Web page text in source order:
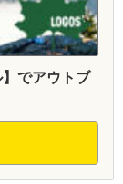
でアウトブ